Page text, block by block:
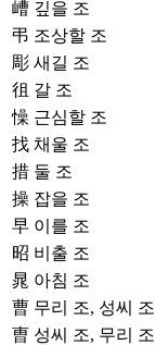
嶆 깊을 조
弔 조상할 조
彫 새길 조
徂 갈 조
懆 근심할 조
找 채울 조
措 둘 조
操 잡을 조
早 이를 조
昭 비출 조
晁 아침 조
曹 무리 조, 성씨 조
曺 성씨 조, 무리 조